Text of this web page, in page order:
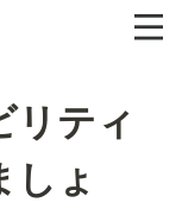
リティ
しょ